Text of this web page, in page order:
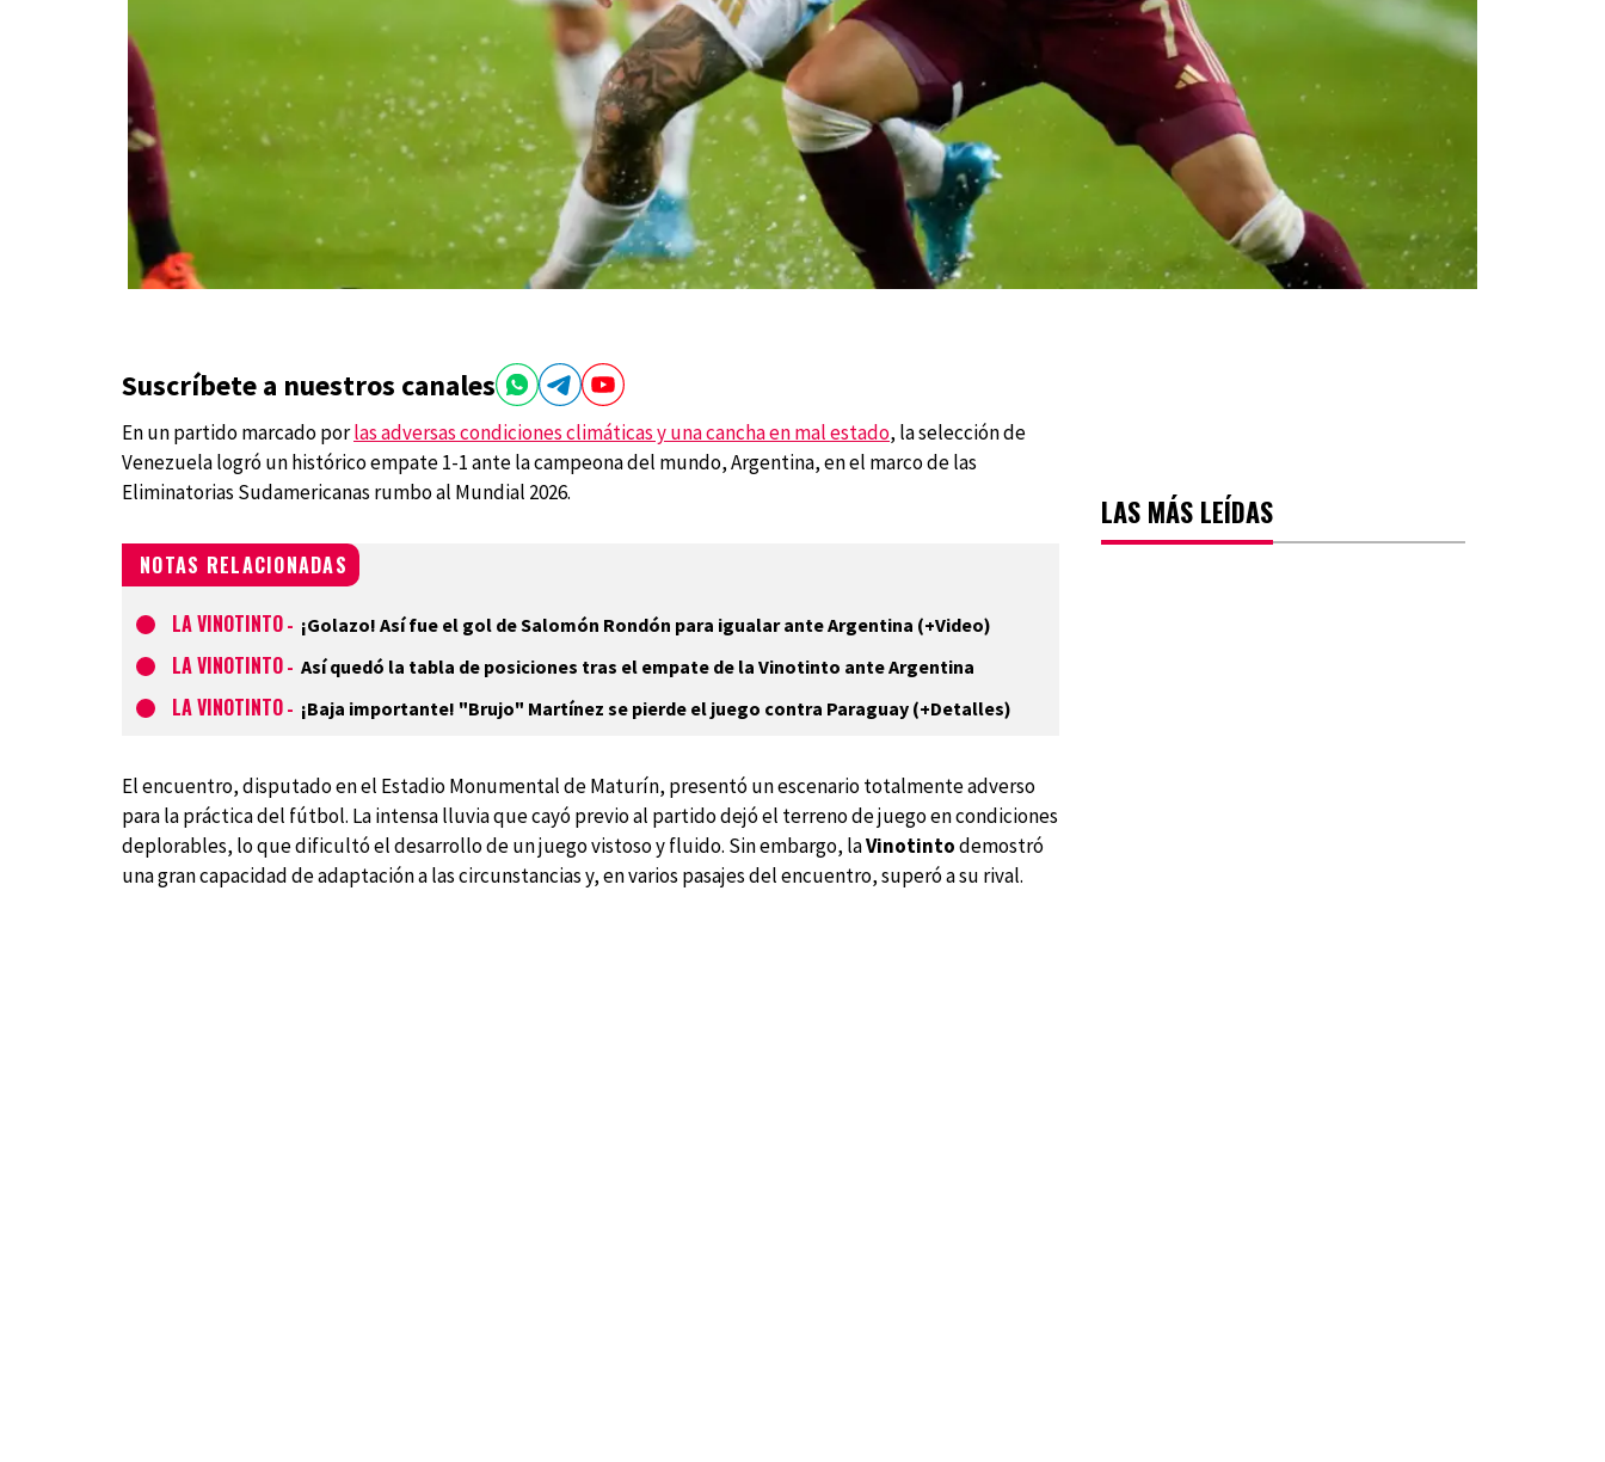
Suscríbete a nuestros canales
En un partido marcado porlas adversas condiciones climáticas y una cancha en mal estado, la selección de
Venezuela logró un histórico empate 1-1 ante la campeona del mundo, Argentina, en el marco de las
Eliminatorias Sudamericanas rumbo al Mundial 2026.
NOTAS RELACIONADAS
LA VINOTINTO - ¡Golazo! Así fue el gol de Salomón Rondón para igualar ante Argentina (+Video)
LA VINOTINTO - Así quedó la tabla de posiciones tras el empate de la Vinotinto ante Argentina
LA VINOTINTO - ¡Baja importante! "Brujo" Martínez se pierde el juego contra Paraguay (+Detalles)
El encuentro, disputado en el Estadio Monumental de Maturín, presentó un escenario totalmente adverso
para la práctica del fútbol. La intensa lluvia que cayó previo al partido dejó el terreno de juego en condiciones
deplorables, lo que dificultó el desarrollo de un juego vistoso y fluido. Sin embargo, laVinotintodemostró
una gran capacidad de adaptación a las circunstancias y, en varios pasajes del encuentro, superó a su rival.
LAS MÁS LEÍDAS